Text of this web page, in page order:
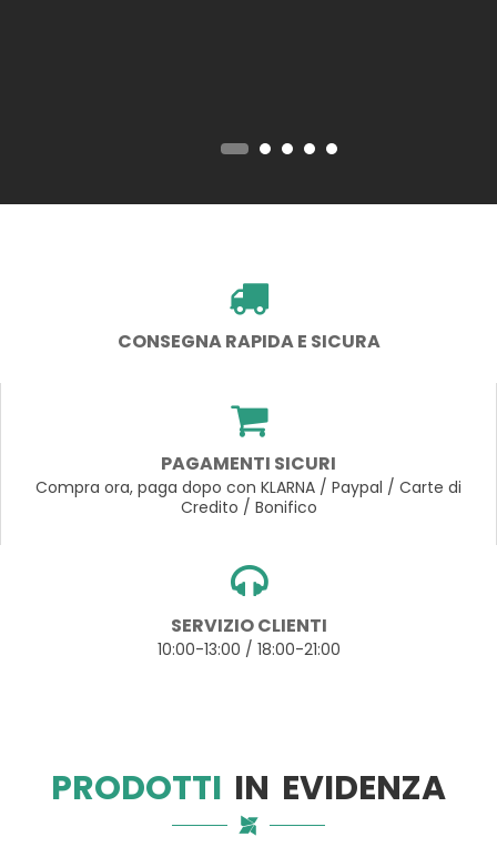
CONSEGNA RAPIDA E SICURA
PAGAMENTI SICURI
Compra ora, paga dopo con KLARNA / Paypal / Carte di
Credito / Bonifico
SERVIZIO CLIENTI
10:00-13:00 / 18:00-21:00
PRODOTTI IN EVIDENZA